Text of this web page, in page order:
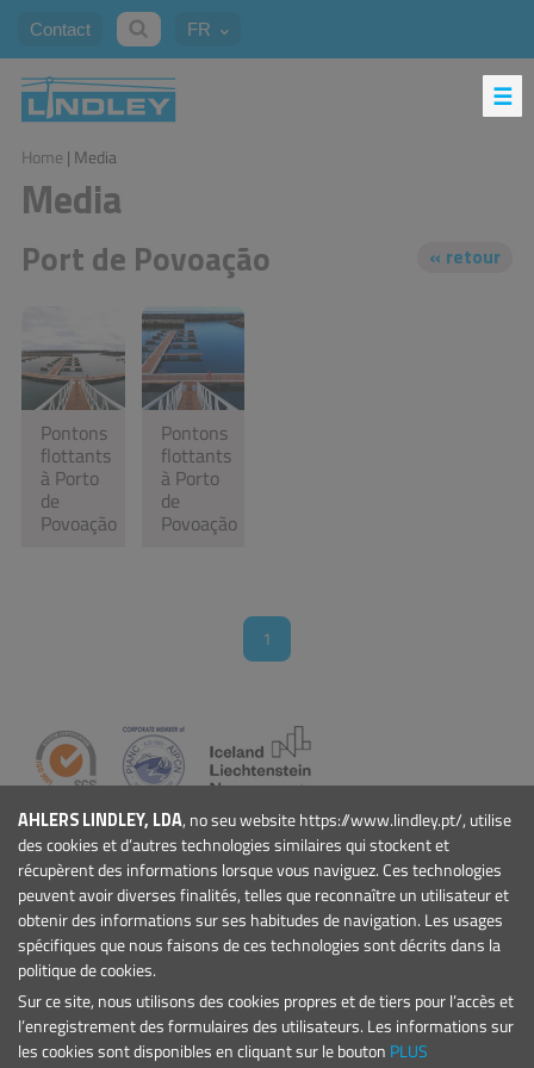
AHLERS LINDLEY, LDA, no seu website https://www.lindley.pt/, utilise
des cookies et d’autres technologies similaires qui stockent et
récupèrent des informations lorsque vous naviguez. Ces technologies
peuvent avoir diverses finalités, telles que reconnaître un utilisateur et
obtenir des informations sur ses habitudes de navigation. Les usages
spécifiques que nous faisons de ces technologies sont décrits dans la
politique de cookies.
Sur ce site, nous utilisons des cookies propres et de tiers pour l’accès et
l’enregistrement des formulaires des utilisateurs. Les informations sur
les cookies sont disponibles en cliquant sur le bouton PLUS
Contact FR
Home | Media
Media
Port de Povoação
Pontons
flottants
à Porto
de
Povoação
Pontons
flottants
à Porto
de
Povoação
1
ENTREPRISE
Qui Sommes-nous
Actualités
Événements
Projets
Conditions Générales
PRODUITS
Marinas et Ports de Plaisance